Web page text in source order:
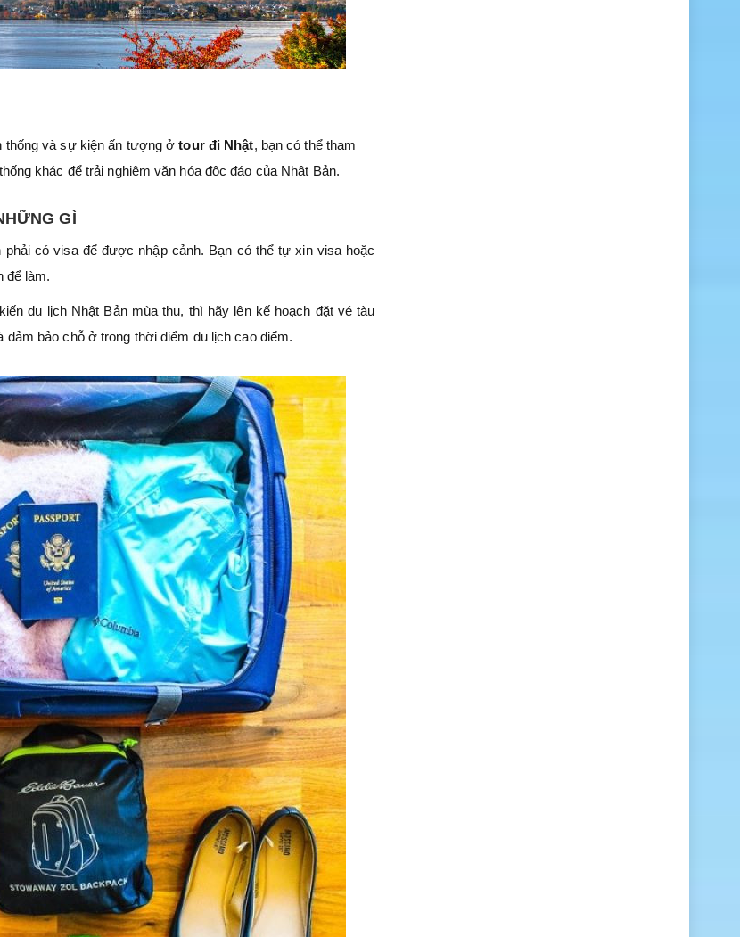
thống và sự kiện ấn tượng ở tour đi Nhật, bạn có thể tham
khác để trải nghiệm văn hóa độc đáo của Nhật Bản.
GÌ
phải có visa để được nhập cảnh. Bạn có thể tự xin visa hoặc
để làm.
du lịch Nhật Bản mùa thu, thì hãy lên kế hoạch đặt vé tàu
bảo chỗ ở trong thời điểm du lịch cao điểm.